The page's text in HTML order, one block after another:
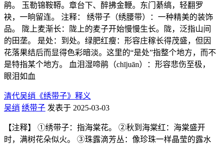
鹃。 玉勒锦鞍鞯。章台下、醉拂金鞭。东门綦缟，轻翻罗
袂，一晌留连。 注释： 绣带子（绣腰带）：一种精美的装饰
品。 陇上麦渐长：陇上的麦子开始慢慢生长。陇，泛指山间
的田垄。 是处：到处。绿肥红瘦：形容庄稼长得茂盛，但因
花落果结后而显得色彩暗淡。这里的“是处”指整个地方，而不
是特指某个地方。 血泪湿啼鹃（chījuān）：形容悲伤至极，
眼泪如血
清代吴绡《绣带子》释义
吴绡 绣带子 发表于 2025-03-03
【注释】 ①绣带子：指海棠花。 ②秋到海棠红：海棠盛开
时，满树花朵似火。 ③珠露滴芳丛：像珍珠一样晶莹的露水